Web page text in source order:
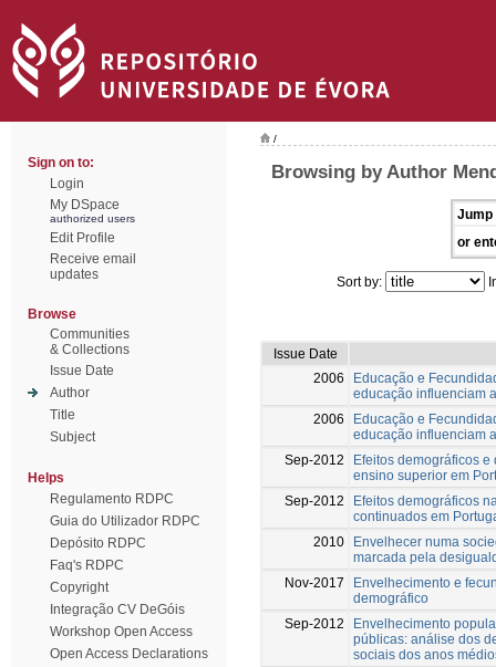
Sign on to:
Login
My DSpace
authorized users
Edit Profile
Receive email
updates
Browse
Communities
& Collections
Issue Date
Author
Title
Subject
Helps
Regulamento RDPC
Guia do Utilizador RDPC
Depósito RDPC
Faq's RDPC
Copyright
Integração CV DeGóis
Workshop Open Access
Open Access Declarations
/
Browsing by Author
Jump
or
Sort by:
Issue Date
2006
Educação e
educação influenciam
2006
Educação e
educação influenciam
Sep-2012
Efeitos demográficos
ensino superior em
Sep-2012
Efeitos demográficos
continuados em
2010
Envelhecer numa
marcada pela
Nov-2017
Envelhecimento e
demográfico
Sep-2012
Envelhecimento
públicas: análise dos
sociais dos anos